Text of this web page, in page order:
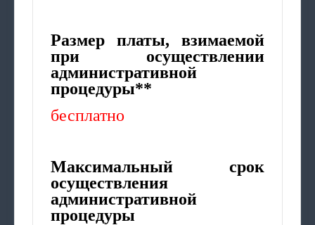
Размер платы, взимаемой
при осуществлении
административной
процедуры**
бесплатно
Максимальный срок
осуществления
административной
процедуры